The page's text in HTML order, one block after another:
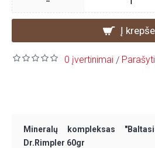
Į
0 įvertinimai /
Mineralų kompleksas
Dr.Rimpler 60gr